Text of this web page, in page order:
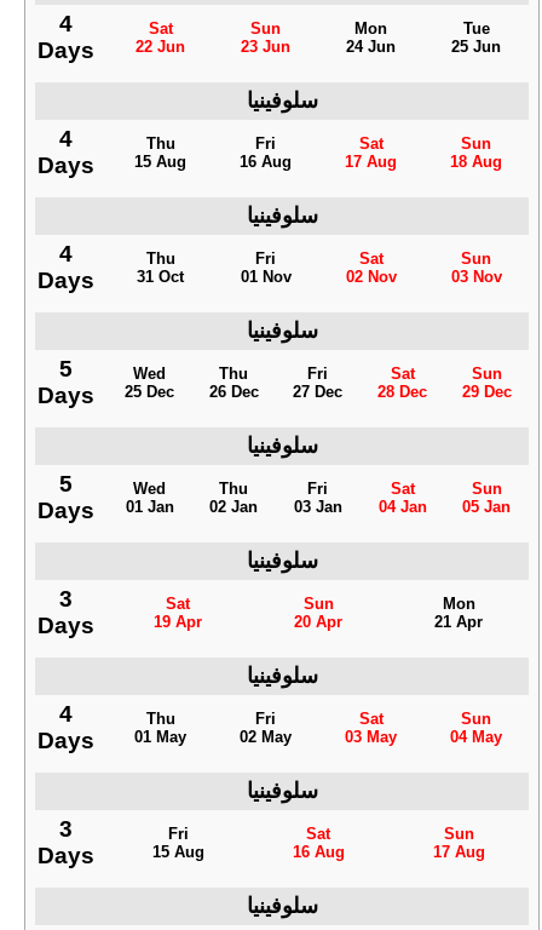
4
Days
Sat
22 Jun
Sun
23 Jun
Mon
24 Jun
Tue
25 Jun
سلوفينيا
4
Days
Thu
15 Aug
Fri
16 Aug
Sat
17 Aug
Sun
18 Aug
سلوفينيا
4
Days
Thu
31 Oct
Fri
01 Nov
Sat
02 Nov
Sun
03 Nov
سلوفينيا
5
Days
Wed
25 Dec
Thu
26 Dec
Fri
27 Dec
Sat
28 Dec
Sun
29 Dec
سلوفينيا
5
Days
Wed
01 Jan
Thu
02 Jan
Fri
03 Jan
Sat
04 Jan
Sun
05 Jan
سلوفينيا
3
Days
Sat
19 Apr
Sun
20 Apr
Mon
21 Apr
سلوفينيا
4
Days
Thu
01 May
Fri
02 May
Sat
03 May
Sun
04 May
سلوفينيا
3
Days
Fri
15 Aug
Sat
16 Aug
Sun
17 Aug
سلوفينيا